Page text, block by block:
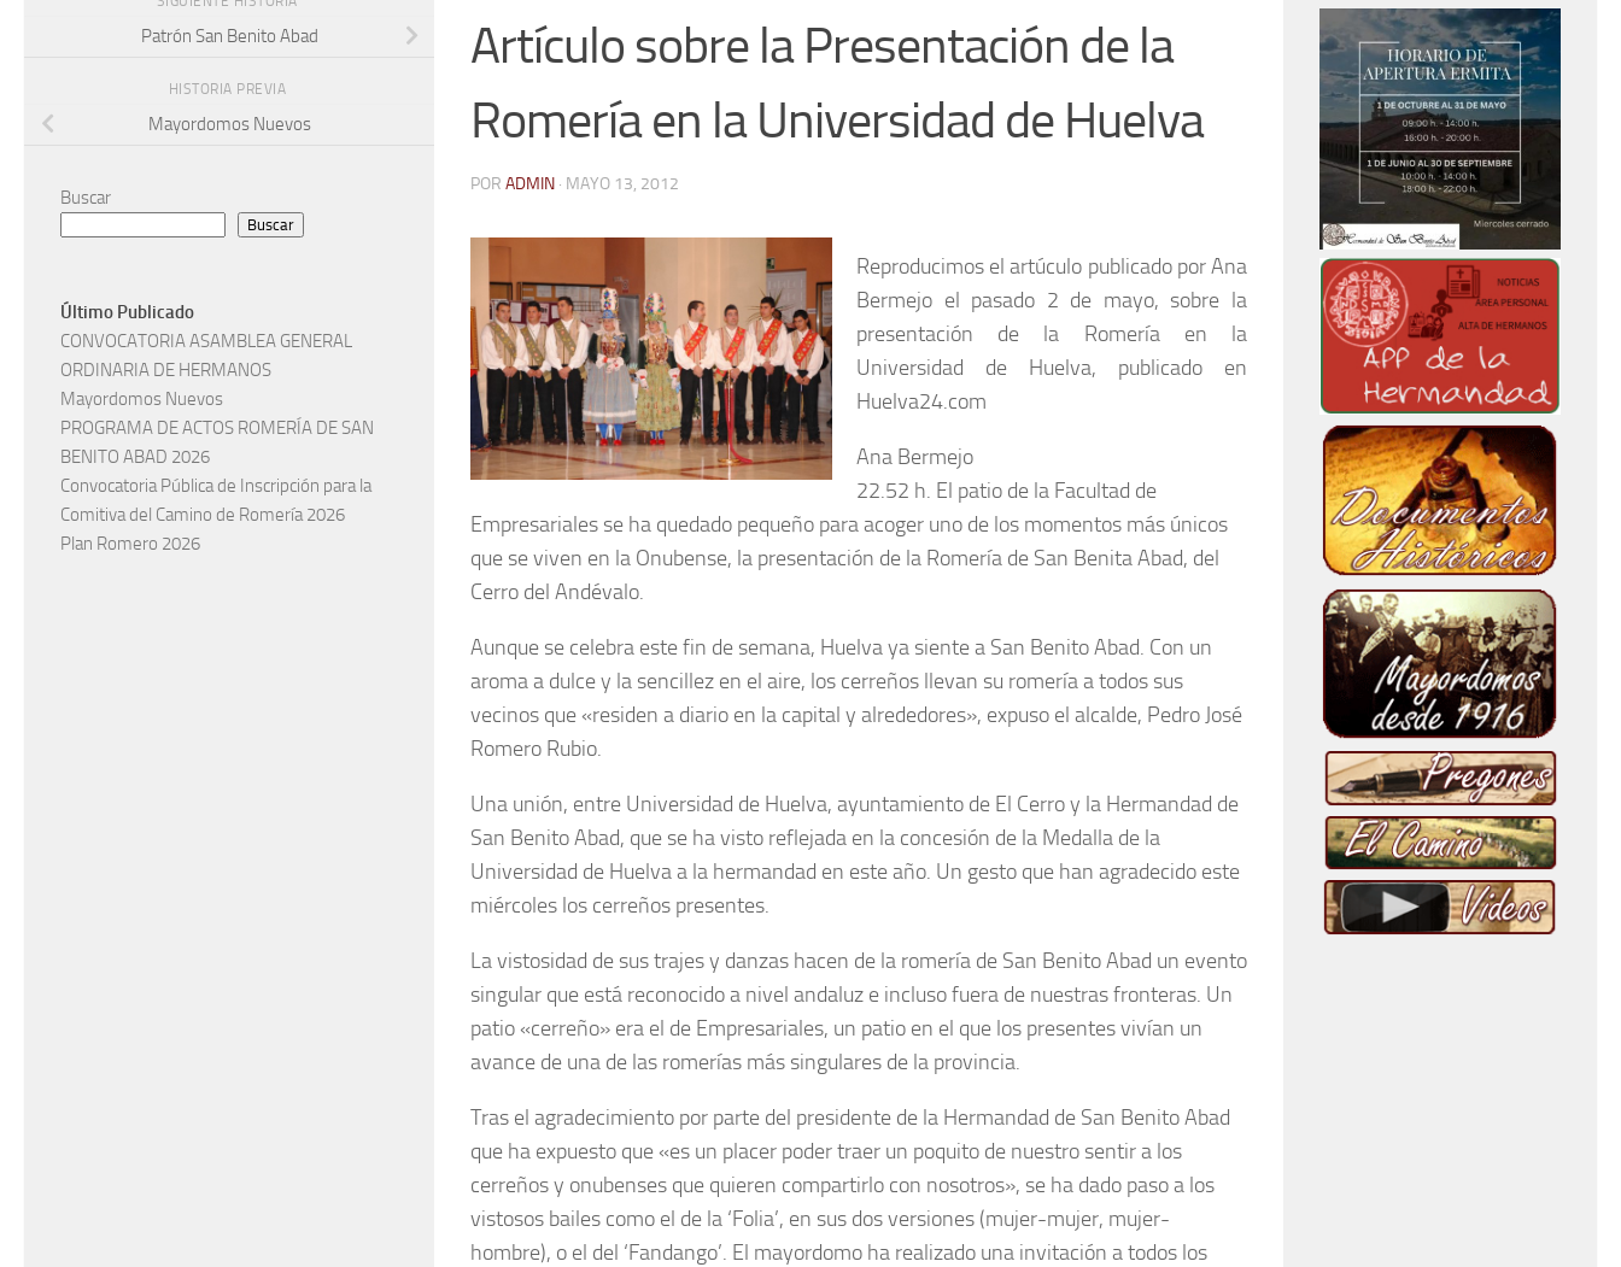
Artículo sobre la Presentación de la
Romería en la Universidad de Huelva
POR ADMIN · MAYO 13, 2012
Reproducimos el artúculo publicado por Ana
Bermejo el pasado 2 de mayo, sobre la
presentación de la Romería en la
Universidad de Huelva, publicado en
Huelva24.com
Ana Bermejo
22.52 h. El patio de la Facultad de
Empresariales se ha quedado pequeño para acoger uno de los momentos más únicos
que se viven en la Onubense, la presentación de la Romería de San Benita Abad, del
Cerro del Andévalo.
Aunque se celebra este fin de semana, Huelva ya siente a San Benito Abad. Con un
aroma a dulce y la sencillez en el aire, los cerreños llevan su romería a todos sus
vecinos que «residen a diario en la capital y alrededores», expuso el alcalde, Pedro José
Romero Rubio.
Una unión, entre Universidad de Huelva, ayuntamiento de El Cerro y la Hermandad de
San Benito Abad, que se ha visto reflejada en la concesión de la Medalla de la
Universidad de Huelva a la hermandad en este año. Un gesto que han agradecido este
miércoles los cerreños presentes.
La vistosidad de sus trajes y danzas hacen de la romería de San Benito Abad un evento
singular que está reconocido a nivel andaluz e incluso fuera de nuestras fronteras. Un
patio «cerreño» era el de Empresariales, un patio en el que los presentes vivían un
avance de una de las romerías más singulares de la provincia.
Tras el agradecimiento por parte del presidente de la Hermandad de San Benito Abad
que ha expuesto que «es un placer poder traer un poquito de nuestro sentir a los
cerreños y onubenses que quieren compartirlo con nosotros», se ha dado paso a los
vistosos bailes como el de la ‘Folia’, en sus dos versiones (mujer-mujer, mujer-
hombre), o el del ‘Fandango’. El mayordomo ha realizado una invitación a todos los
Patrón San Benito Abad
HISTORIA PREVIA
Mayordomos Nuevos
Buscar
Buscar
Último Publicado
CONVOCATORIA ASAMBLEA GENERAL
ORDINARIA DE HERMANOS
Mayordomos Nuevos
PROGRAMA DE ACTOS ROMERÍA DE SAN
BENITO ABAD 2026
Convocatoria Pública de Inscripción para la
Comitiva del Camino de Romería 2026
Plan Romero 2026